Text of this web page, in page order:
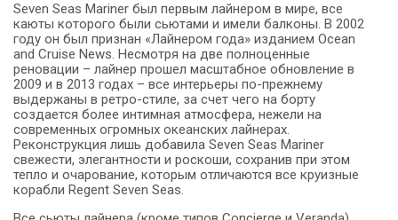
Seven Seas Mariner был первым лайнером в мире, все
каюты которого были сьютами и имели балконы. В 2002
году он был признан «Лайнером года» изданием Ocean
and Cruise News. Несмотря на две полноценные
реновации – лайнер прошел масштабное обновление в
2009 и в 2013 годах – все интерьеры по-прежнему
выдержаны в ретро-стиле, за счет чего на борту
создается более интимная атмосфера, нежели на
современных огромных океанских лайнерах.
Реконструкция лишь добавила Seven Seas Mariner
свежести, элегантности и роскоши, сохранив при этом
тепло и очарование, которым отличаются все круизные
корабли Regent Seven Seas.